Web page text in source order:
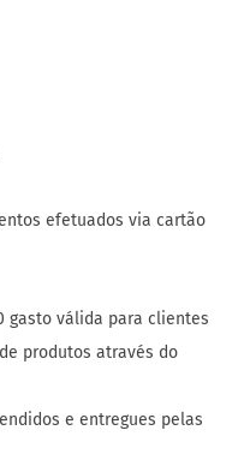
efetuados via cartão
gasto válida para clientes
produtos através do
e entregues pelas